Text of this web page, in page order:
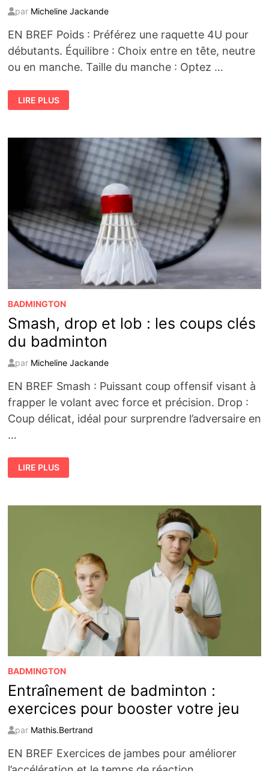
par Micheline Jackande
EN BREF Poids : Préférez une raquette 4U pour
débutants. Équilibre : Choix entre en tête, neutre
ou en manche. Taille du manche : Optez …
CHOISIR
SA
RAQUETTE
:
LIRE PLUS
BADMINGTON
Smash, drop et lob : les coups clés
du badminton
par Micheline Jackande
EN BREF Smash : Puissant coup offensif visant à
frapper le volant avec force et précision. Drop :
Coup délicat, idéal pour surprendre l’adversaire en
…
SMASH,
DROP
ET
LES
LIRE PLUS
BADMINGTON
Entraînement de badminton :
exercices pour booster votre jeu
par Mathis.Bertrand
EN BREF Exercices de jambes pour améliorer